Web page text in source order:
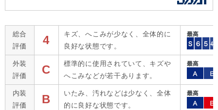
総合
評価
4
キズ、へこみが少なく、全体的に
良好な状態です。
外装
評価
C
標準的に使用されていて、キズや
へこみなどが若干あります。
内装
評価
B
いたみ、汚れなどは少なく、全体
的に良好な状態です。